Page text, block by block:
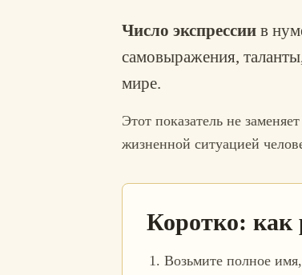
Число экспрессии в
самовыражения,
мире.
Этот показатель не
жизненной ситуацией
Коротко: как
Возьмите полное имя,